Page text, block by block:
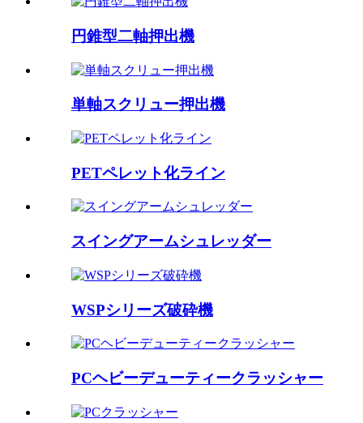
円錐型二軸押出機
単軸スクリュー押出機
PETペレット化ライン
スイングアームシュレッダー
WSPシリーズ破砕機
PCヘビーデューティークラッシャー